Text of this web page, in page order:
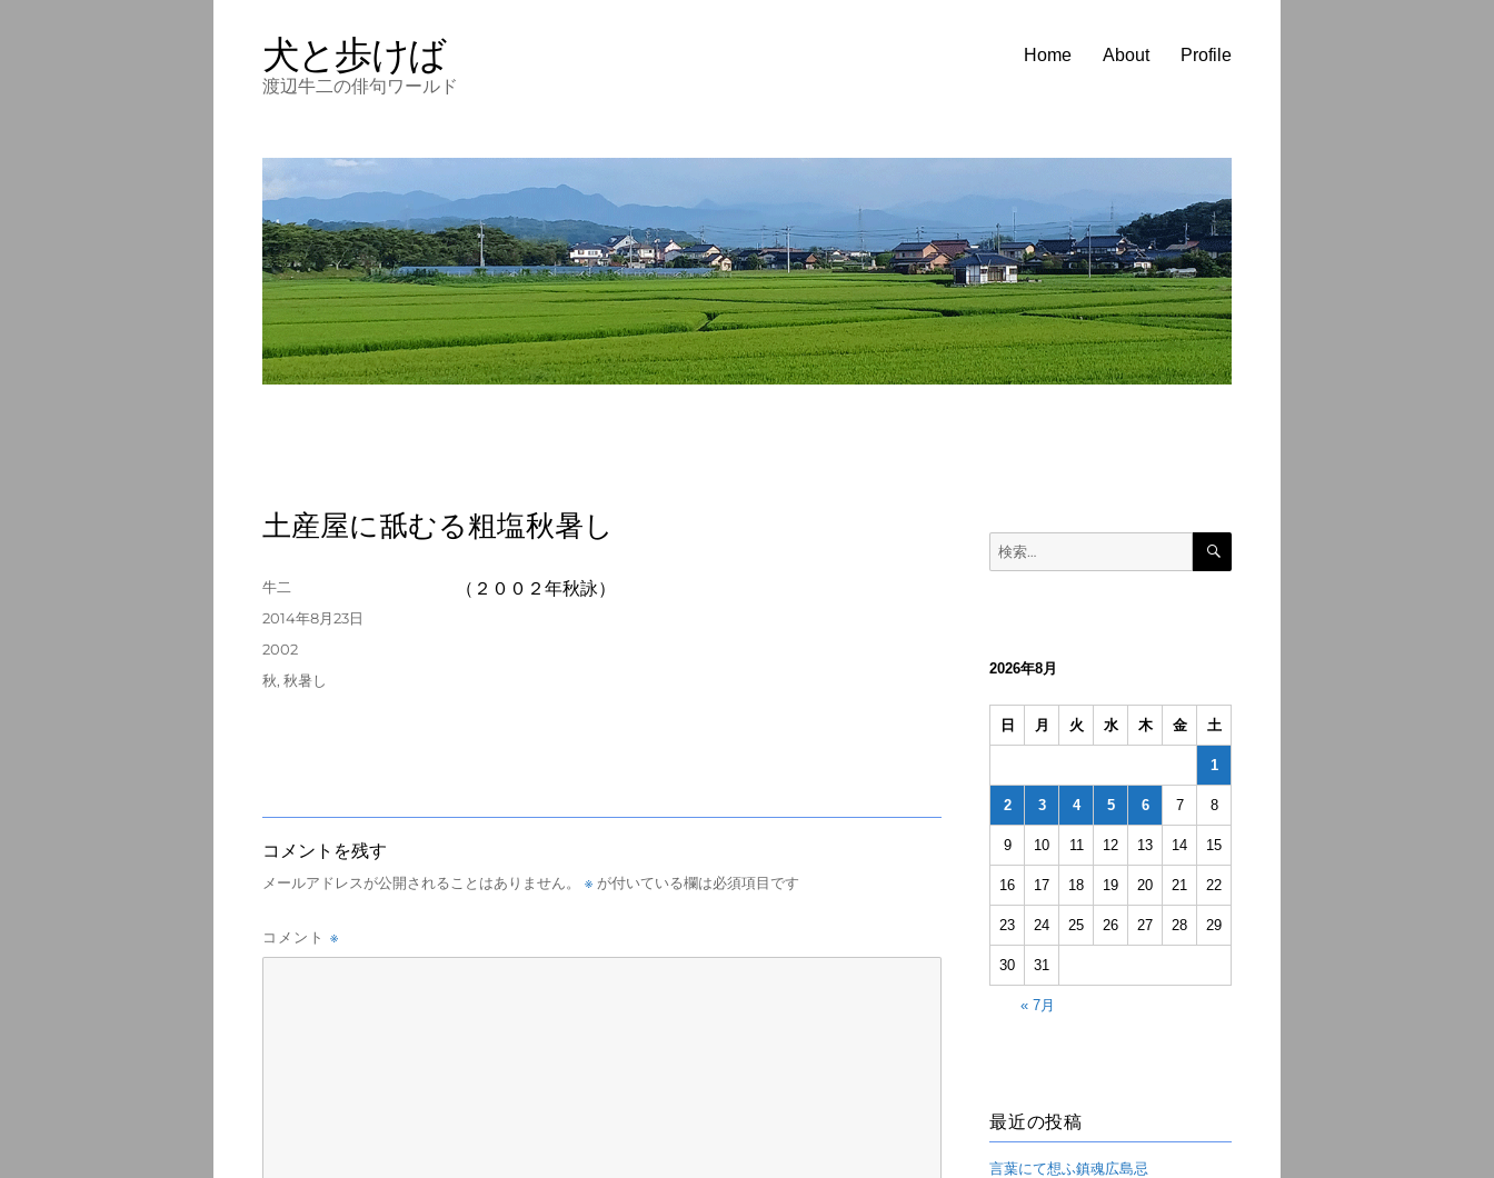
犬と歩けば
渡辺牛二の俳句ワールド
Home About Profile
土産屋に舐むる粗塩秋暑し
（２００２年秋詠）
投
牛二
投
2014年8月23日
カ
テ
2002
タ
秋, 秋暑し
コメントを残す
メールアドレスが公開されることはありません。 ※が付いている欄は必須項目です
コメント ※
検
検
2026年8月
日 月 火 水 木 金 土
1
2 3 4 5 6 7 8
9 10 11 12 13 14 15
16 17 18 19 20 21 22
23 24 25 26 27 28 29
30 31
« 7月
最近の投稿
言葉にて想ふ鎮魂広島忌